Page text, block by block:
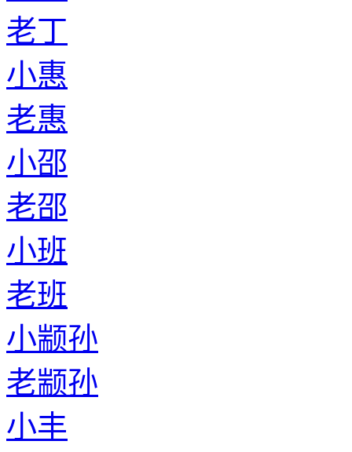
老丁
小惠
老惠
小邵
老邵
小班
老班
小颛孙
老颛孙
小丰